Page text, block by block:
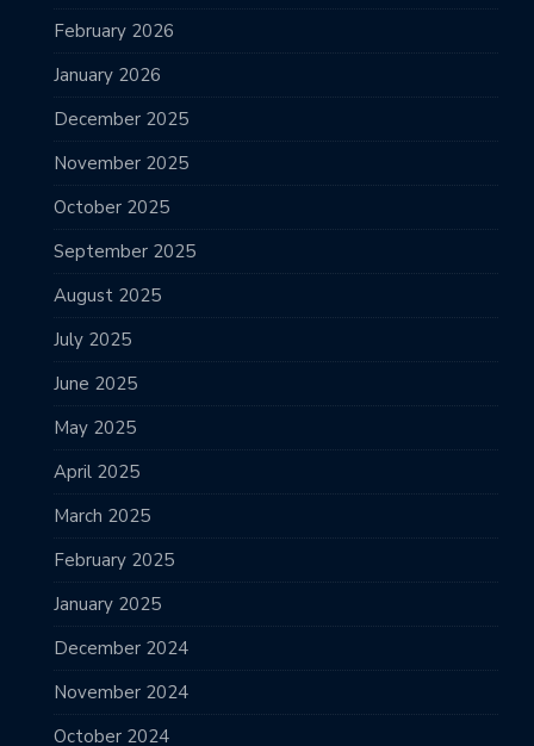
February 2026
January 2026
December 2025
November 2025
October 2025
September 2025
August 2025
July 2025
June 2025
May 2025
April 2025
March 2025
February 2025
January 2025
December 2024
November 2024
October 2024